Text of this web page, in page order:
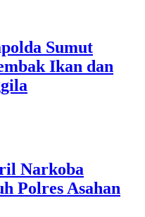
Sumut
Ikan dan
Narkoba
Polres Asahan